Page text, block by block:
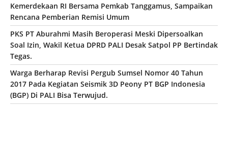
Kemerdekaan RI Bersama Pemkab Tanggamus, Sampaikan
Rencana Pemberian Remisi Umum
PKS PT Aburahmi Masih Beroperasi Meski Dipersoalkan
Soal Izin, Wakil Ketua DPRD PALI Desak Satpol PP Bertindak
Tegas.
Warga Berharap Revisi Pergub Sumsel Nomor 40 Tahun
2017 Pada Kegiatan Seismik 3D Peony PT BGP Indonesia
(BGP) Di PALI Bisa Terwujud.